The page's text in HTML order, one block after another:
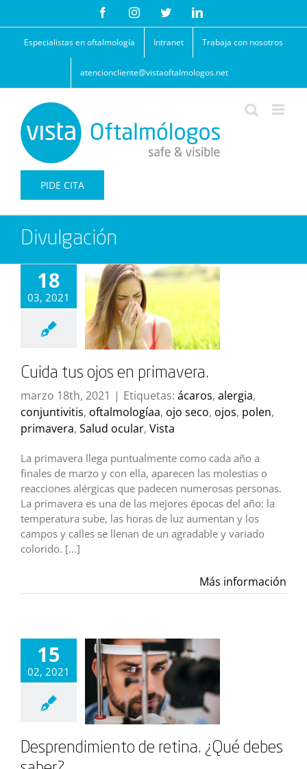
contenido
FacebookInstagramTwitterLinkedIn
Especialistas en oftalmología Intranet Trabaja con nosotros
atencioncliente@vistaoftalmologos.net
PIDE CITA
Divulgación
18
03, 2021
Cuida tus ojos en primavera.
marzo 18th, 2021 | Etiquetas: ácaros, alergia,
conjuntivitis, oftalmologíaa, ojo seco, ojos, polen,
primavera, Salud ocular, Vista
La primavera llega puntualmente como cada año a
finales de marzo y con ella, aparecen las molestias o
reacciones alérgicas que padecen numerosas personas.
La primavera es una de las mejores épocas del año: la
temperatura sube, las horas de luz aumentan y los
campos y calles se llenan de un agradable y variado
colorido. [...]
Más información
15
02, 2021
Desprendimiento de retina. ¿Qué debes